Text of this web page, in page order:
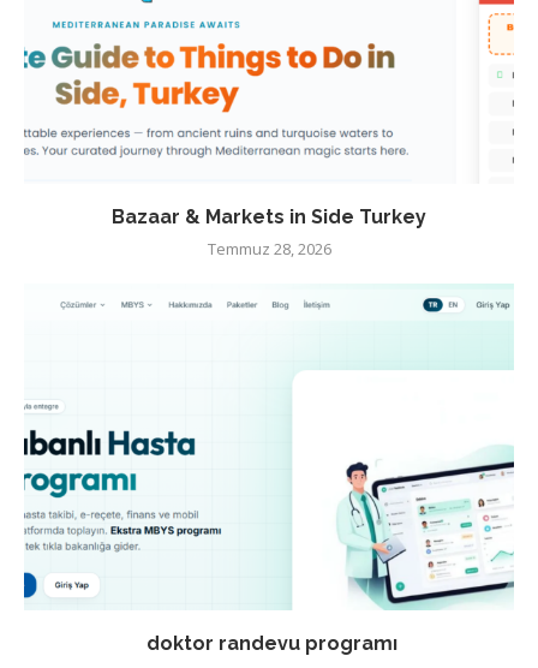
Bazaar & Markets in Side Turkey
Temmuz 28, 2026
doktor randevu programı